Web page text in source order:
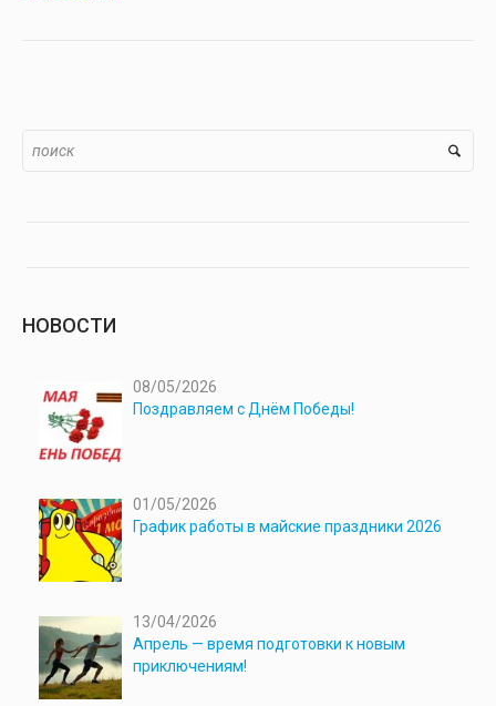
НОВОСТИ
08/05/2026
Поздравляем с Днём Победы!
01/05/2026
График работы в майские праздники 2026
13/04/2026
Апрель — время подготовки к новым
приключениям!